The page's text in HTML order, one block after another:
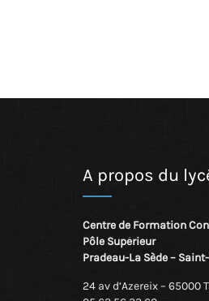
A propos du
Centre de Formation
Pôle Supérieur
Pradeau-La Sède –
24 av d’Azereix – 65000